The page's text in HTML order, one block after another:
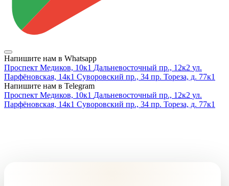
Напишите нам в Whatsapp
Проспект Медиков, 10к1 Дальневосточный пр., 12к2 ул.
Парфёновская, 14к1 Суворовский пр., 34 пр. Тореза, д. 77к1
Напишите нам в Telegram
Проспект Медиков, 10к1 Дальневосточный пр., 12к2 ул.
Парфёновская, 14к1 Суворовский пр., 34 пр. Тореза, д. 77к1